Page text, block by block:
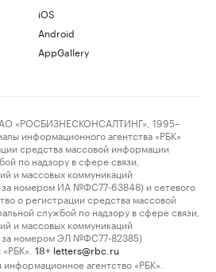
iOS
Android
AppGallery
«РОСБИЗНЕСКОНСАЛТИНГ», 1995–
информационного агентства «РБК»
средства массовой информации
по надзору в сфере связи,
и массовых коммуникаций
за номером ИА №ФС77-63848) и сетевого
о регистрации средства массовой
службой по надзору в сфере связи,
и массовых коммуникаций
за номером ЭЛ №ФС77-82385)
18+ letters@rbc.ru
агентство «РБК».